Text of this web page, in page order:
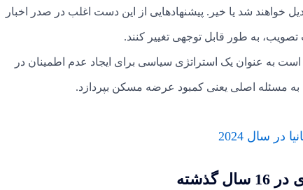
شد یا خیر. پیشنهادهایی از این دست اغلب در صدر اخبار
به طور قابل توجهی تغییر کنند.
به عنوان یک استراتژی سیاسی برای ایجاد عدم اطمینان در
به مسئله اصلی یعنی کمبود عرضه مسکن بپردازد.